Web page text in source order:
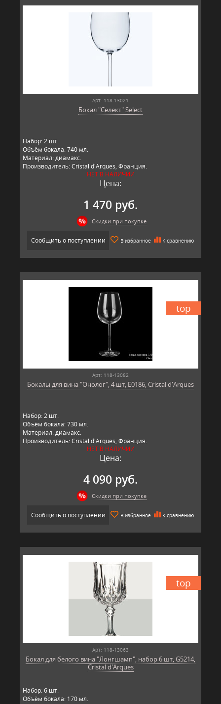
Арт: 118-13021
Бокал "Селект" Select
Набор: 2 шт.
Объём бокала: 740 мл.
Материал: диамакс.
Производитель: Cristal d'Arques, Франция.
НЕТ В НАЛИЧИИ
Цена:
1 470 руб.
Скидки при покупке
Сообщить о поступлении В избранное К сравнению
top
Арт: 118-13082
Бокалы для вина "Онолог", 4 шт, E0186, Cristal d'Arques
Набор: 2 шт.
Объём бокала: 730 мл.
Материал: диамакс.
Производитель: Cristal d'Arques, Франция.
НЕТ В НАЛИЧИИ
Цена:
4 090 руб.
Скидки при покупке
Сообщить о поступлении В избранное К сравнению
top
Арт: 118-13063
Бокал для белого вина "Лонгшамп", набор 6 шт, G5214,
Cristal d'Arques
Набор: 6 шт.
Объём бокала: 170 мл.